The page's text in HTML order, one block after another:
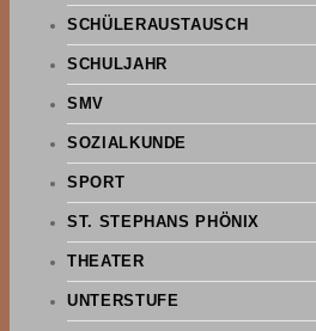
SCHÜLERAUSTAUSCH
SCHULJAHR
SMV
SOZIALKUNDE
SPORT
ST. STEPHANS PHÖNIX
THEATER
UNTERSTUFE